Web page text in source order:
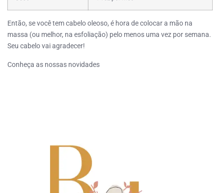
Então, se você tem cabelo oleoso, é hora de colocar a mão na
massa (ou melhor, na esfoliação) pelo menos uma vez por semana.
Seu cabelo vai agradecer!
Conheça as nossas novidades